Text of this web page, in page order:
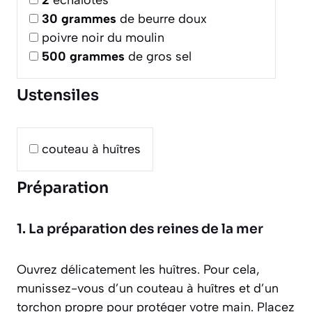
30 grammes de beurre doux
poivre noir du moulin
500 grammes de gros sel
Ustensiles
couteau à huîtres
Préparation
1. La préparation des reines de la mer
Ouvrez délicatement les huîtres. Pour cela,
munissez-vous d’un couteau à huîtres et d’un
torchon propre pour protéger votre main. Placez